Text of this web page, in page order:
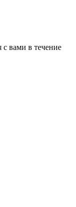
с вами в течение